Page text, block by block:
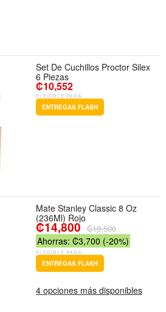
Set De Cuchillos Proctor Silex
6 Piezas
₡10,552
ELEGIBLE PARA
ENTREGAS FLASH
Mate Stanley Classic 8 Oz
(236Ml) Rojo
₡14,800 ₡18,500
Ahorras: ₡3,700 (-20%)
ELEGIBLE PARA
ENTREGAS FLASH
4 opciones más disponibles